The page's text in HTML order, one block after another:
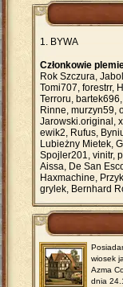
BYWA
Członkowie
Rok Szczura,
Tomi707, forestrr,
Terroru,
Rinne, murzyn59,
Jarowski.original,
ewik2, Rufus,
Lubieżny Mietek,
Spojler201, vinitr,
Aissa, De San
Haxmachine,
grylek, Bernhard
wiosek
Azma
dnia